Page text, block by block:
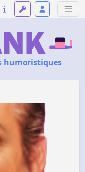
humoristiques